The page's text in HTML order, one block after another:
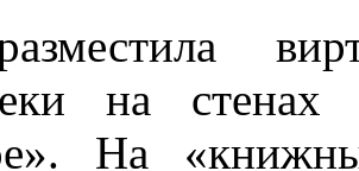
на стенах
На